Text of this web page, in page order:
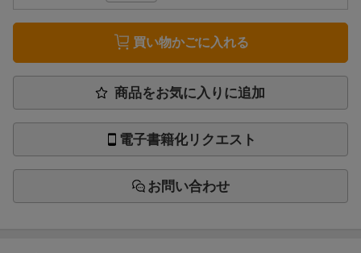
買い物かごに入れる
商品をお気に入りに追加
電子書籍化リクエスト
お問い合わせ